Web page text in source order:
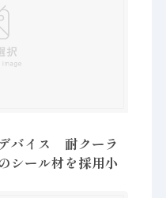
バイス 耐クーラ
シール材を採用小